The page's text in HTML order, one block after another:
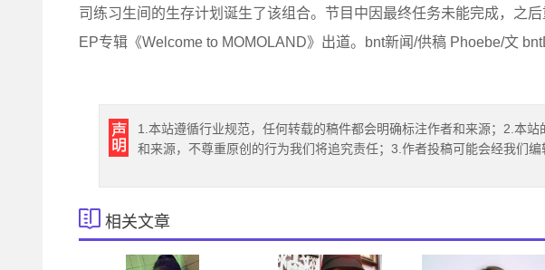
司练习生间的生存计划诞生了该组合。节目中因最终任务未能完成，之
EP专辑《Welcome to MOMOLAND》出道。bnt新闻/供稿 Phoebe/文
1.本站遵循行业规范，任何转载的稿件都会明确标注作者和来源；2.本
和来源，不尊重原创的行为我们将追究责任；3.作者投稿可能会经我们编
相关文章